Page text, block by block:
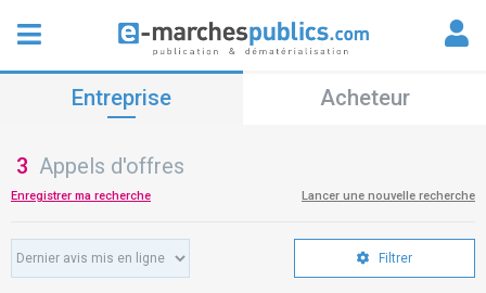
Entreprise Acheteur
3 Appels d'offres
Enregistrer ma recherche Lancer une nouvelle recherche
Filtrer